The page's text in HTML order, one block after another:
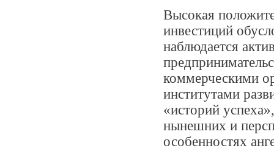
Высокая
инвестиций
наблюдается
коммерческими
институтами
«историй
нынешних и
особенностях